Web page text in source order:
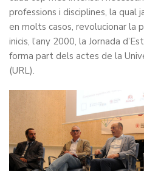
professions i disciplines, la qual
en molts casos, revolucionar la
inicis, l’any 2000, la Jornada
forma part dels actes de la
(URL).